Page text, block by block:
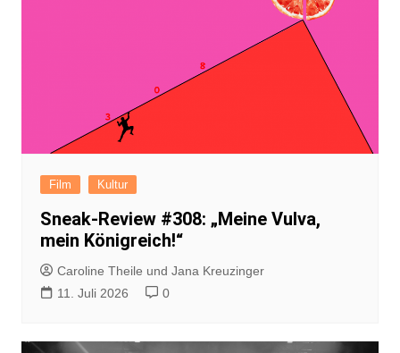
Film Kultur
Sneak-Review #308: „Meine Vulva,
mein Königreich!“
Caroline Theile und Jana Kreuzinger
11. Juli 2026
0